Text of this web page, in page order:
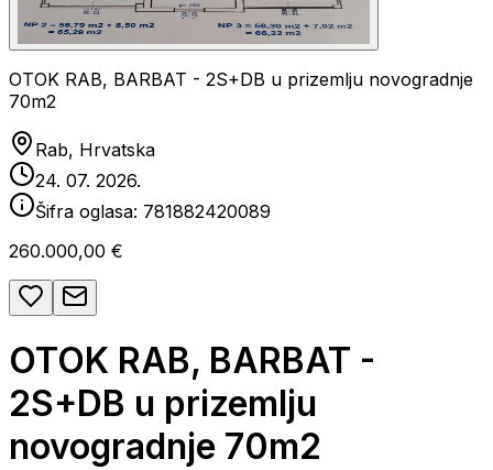
OTOK RAB, BARBAT - 2S+DB u prizemlju novogradnje
70m2
Rab, Hrvatska
24. 07. 2026.
Šifra oglasa: 781882420089
260.000,00 €
OTOK RAB, BARBAT -
2S+DB u prizemlju
novogradnje 70m2